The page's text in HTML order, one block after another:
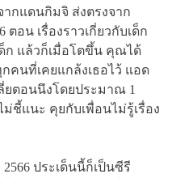
ากแดนกิมจิ ส่งตรงจาก
ตอน เรื่องราวเกี่ยวกับเด็ก
ก แล้วก็เมื่อโตขึ้น คุณได้
คนที่เคยแกล้งเธอไว้ แอด
ยตอนนึงโดยประมาณ 1
ม่ชี้แนะ คุยกับเพื่อนไม่รู้เรื่อง
ประเด็นนี้ก็เป็นซีรี